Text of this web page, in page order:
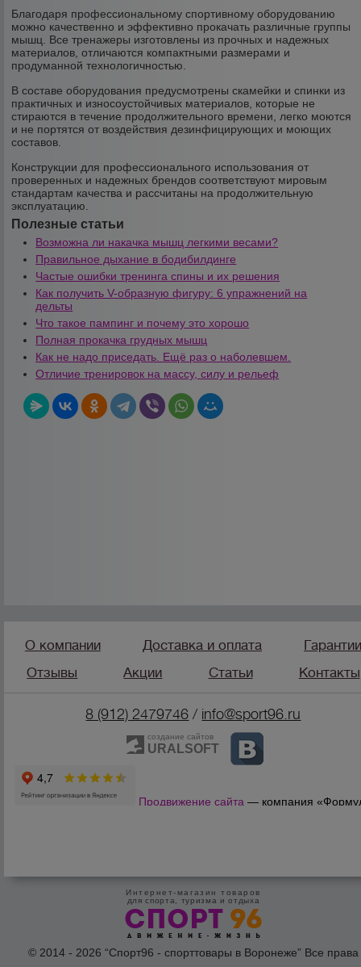
Благодаря профессиональному спортивному оборудованию
можно качественно и эффективно прокачать различные группы
мышц. Все тренажеры изготовлены из прочных и надежных
материалов, отличаются компактными размерами и
продуманной технологичностью.
В составе оборудования предусмотрены скамейки и спинки из
практичных и износоустойчивых материалов, которые не
стираются в течение продолжительного времени, легко моются
и не портятся от воздействия дезинфицирующих и моющих
составов.
Конструкции для профессионального использования от
проверенных и надежных брендов соответствуют мировым
стандартам качества и рассчитаны на продолжительную
эксплуатацию.
Полезные статьи
Возможна ли накачка мышц легкими весами?
Правильное дыхание в бодибилдинге
Частые ошибки тренинга спины и их решения
Как получить V-образную фигуру: 6 упражнений на
дельты
Что такое пампинг и почему это хорошо
Полная прокачка грудных мышц
Как не надо приседать. Ещё раз о наболевшем.
Отличие тренировок на массу, силу и рельеф
О компании Доставка и оплата
Отзывы
Акции Статьи Контакты
8 (912) 2479746 / info@sport96.ru
создание сайтов
URALSOFT
Продвижение сайта — компания
Интернет-магазин товаров
для спорта, туризма и отдыха
© 2014 - 2026 “Спорт96 - спорттовары в Воронеже” Все права